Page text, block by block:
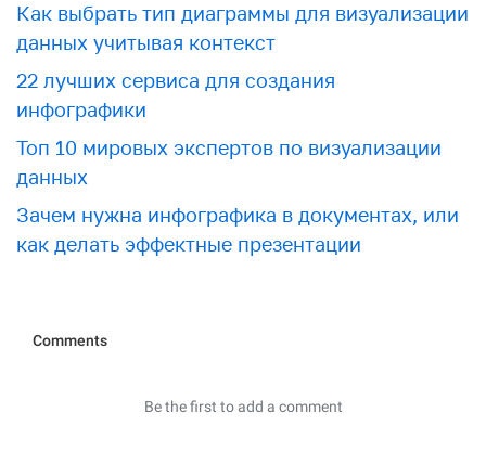
Как выбрать тип диаграммы для визуализации
данных учитывая контекст
22 лучших сервиса для создания
инфографики
Топ 10 мировых экспертов по визуализации
данных
Зачем нужна инфографика в документах, или
как делать эффектные презентации